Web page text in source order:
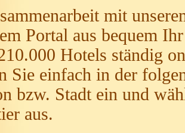
mit
Portal aus bequem
Hotels ständig
Sie einfach in der
bzw. Stadt ein und
aus.